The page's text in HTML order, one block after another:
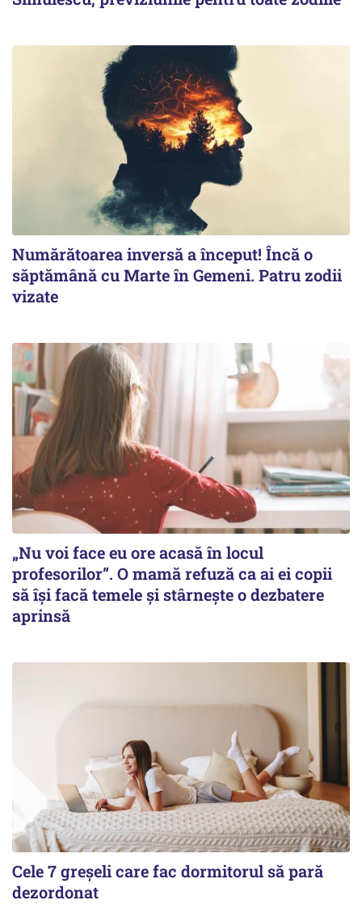
Numărătoarea inversă a început! Încă o
săptămână cu Marte în Gemeni. Patru zodii
vizate
„Nu voi face eu ore acasă în locul
profesorilor”. O mamă refuză ca ai ei copii
să își facă temele și stârnește o dezbatere
aprinsă
Cele 7 greșeli care fac dormitorul să pară
dezordonat